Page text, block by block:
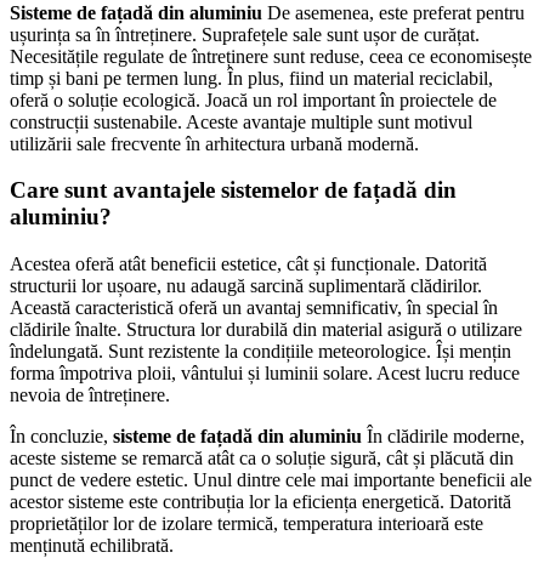
Sisteme de fațadă din aluminiu De asemenea, este preferat pentru
ușurința sa în întreținere. Suprafețele sale sunt ușor de curățat.
Necesitățile regulate de întreținere sunt reduse, ceea ce economisește
timp și bani pe termen lung. În plus, fiind un material reciclabil,
oferă o soluție ecologică. Joacă un rol important în proiectele de
construcții sustenabile. Aceste avantaje multiple sunt motivul
utilizării sale frecvente în arhitectura urbană modernă.
Care sunt avantajele sistemelor de fațadă din
aluminiu?
Acestea oferă atât beneficii estetice, cât și funcționale. Datorită
structurii lor ușoare, nu adaugă sarcină suplimentară clădirilor.
Această caracteristică oferă un avantaj semnificativ, în special în
clădirile înalte. Structura lor durabilă din material asigură o utilizare
îndelungată. Sunt rezistente la condițiile meteorologice. Își mențin
forma împotriva ploii, vântului și luminii solare. Acest lucru reduce
nevoia de întreținere.
În concluzie, sisteme de fațadă din aluminiu În clădirile moderne,
aceste sisteme se remarcă atât ca o soluție sigură, cât și plăcută din
punct de vedere estetic. Unul dintre cele mai importante beneficii ale
acestor sisteme este contribuția lor la eficiența energetică. Datorită
proprietăților lor de izolare termică, temperatura interioară este
menținută echilibrată.